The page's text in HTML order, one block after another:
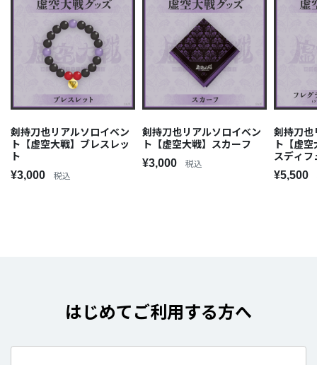
剣持刀也リアルソロイベン
ト【虚空大戦】ブレスレッ
ト
¥3,000 税込
剣持刀也リアルソロイベン
ト【虚空大戦】スカーフ
¥3,000 税込
剣持刀也
ト【虚
スディフ
¥5,500
はじめてご利用する方へ